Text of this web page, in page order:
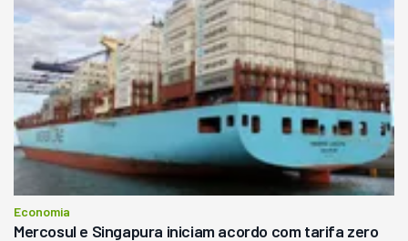
Economia
Mercosul e Singapura iniciam acordo com tarifa zero